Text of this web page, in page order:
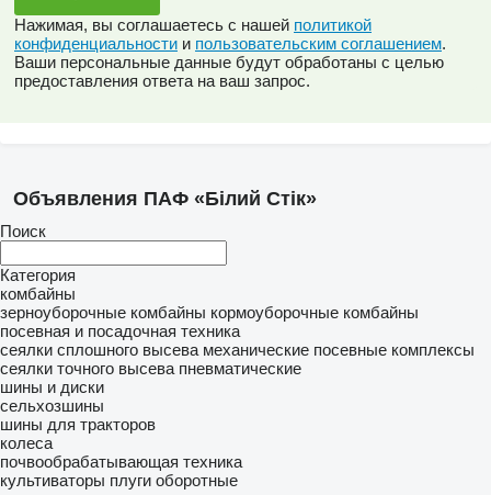
Нажимая, вы соглашаетесь с нашей политикой
конфиденциальности и пользовательским соглашением.
Ваши персональные данные будут обработаны с целью
предоставления ответа на ваш запрос.
Объявления ПАФ «Білий Стік»
Поиск
Категория
комбайны
зерноуборочные комбайны кормоуборочные комбайны
посевная и посадочная техника
сеялки сплошного высева механические посевные комплексы
сеялки точного высева пневматические
шины и диски
сельхозшины
шины для тракторов
колеса
почвообрабатывающая техника
культиваторы плуги оборотные